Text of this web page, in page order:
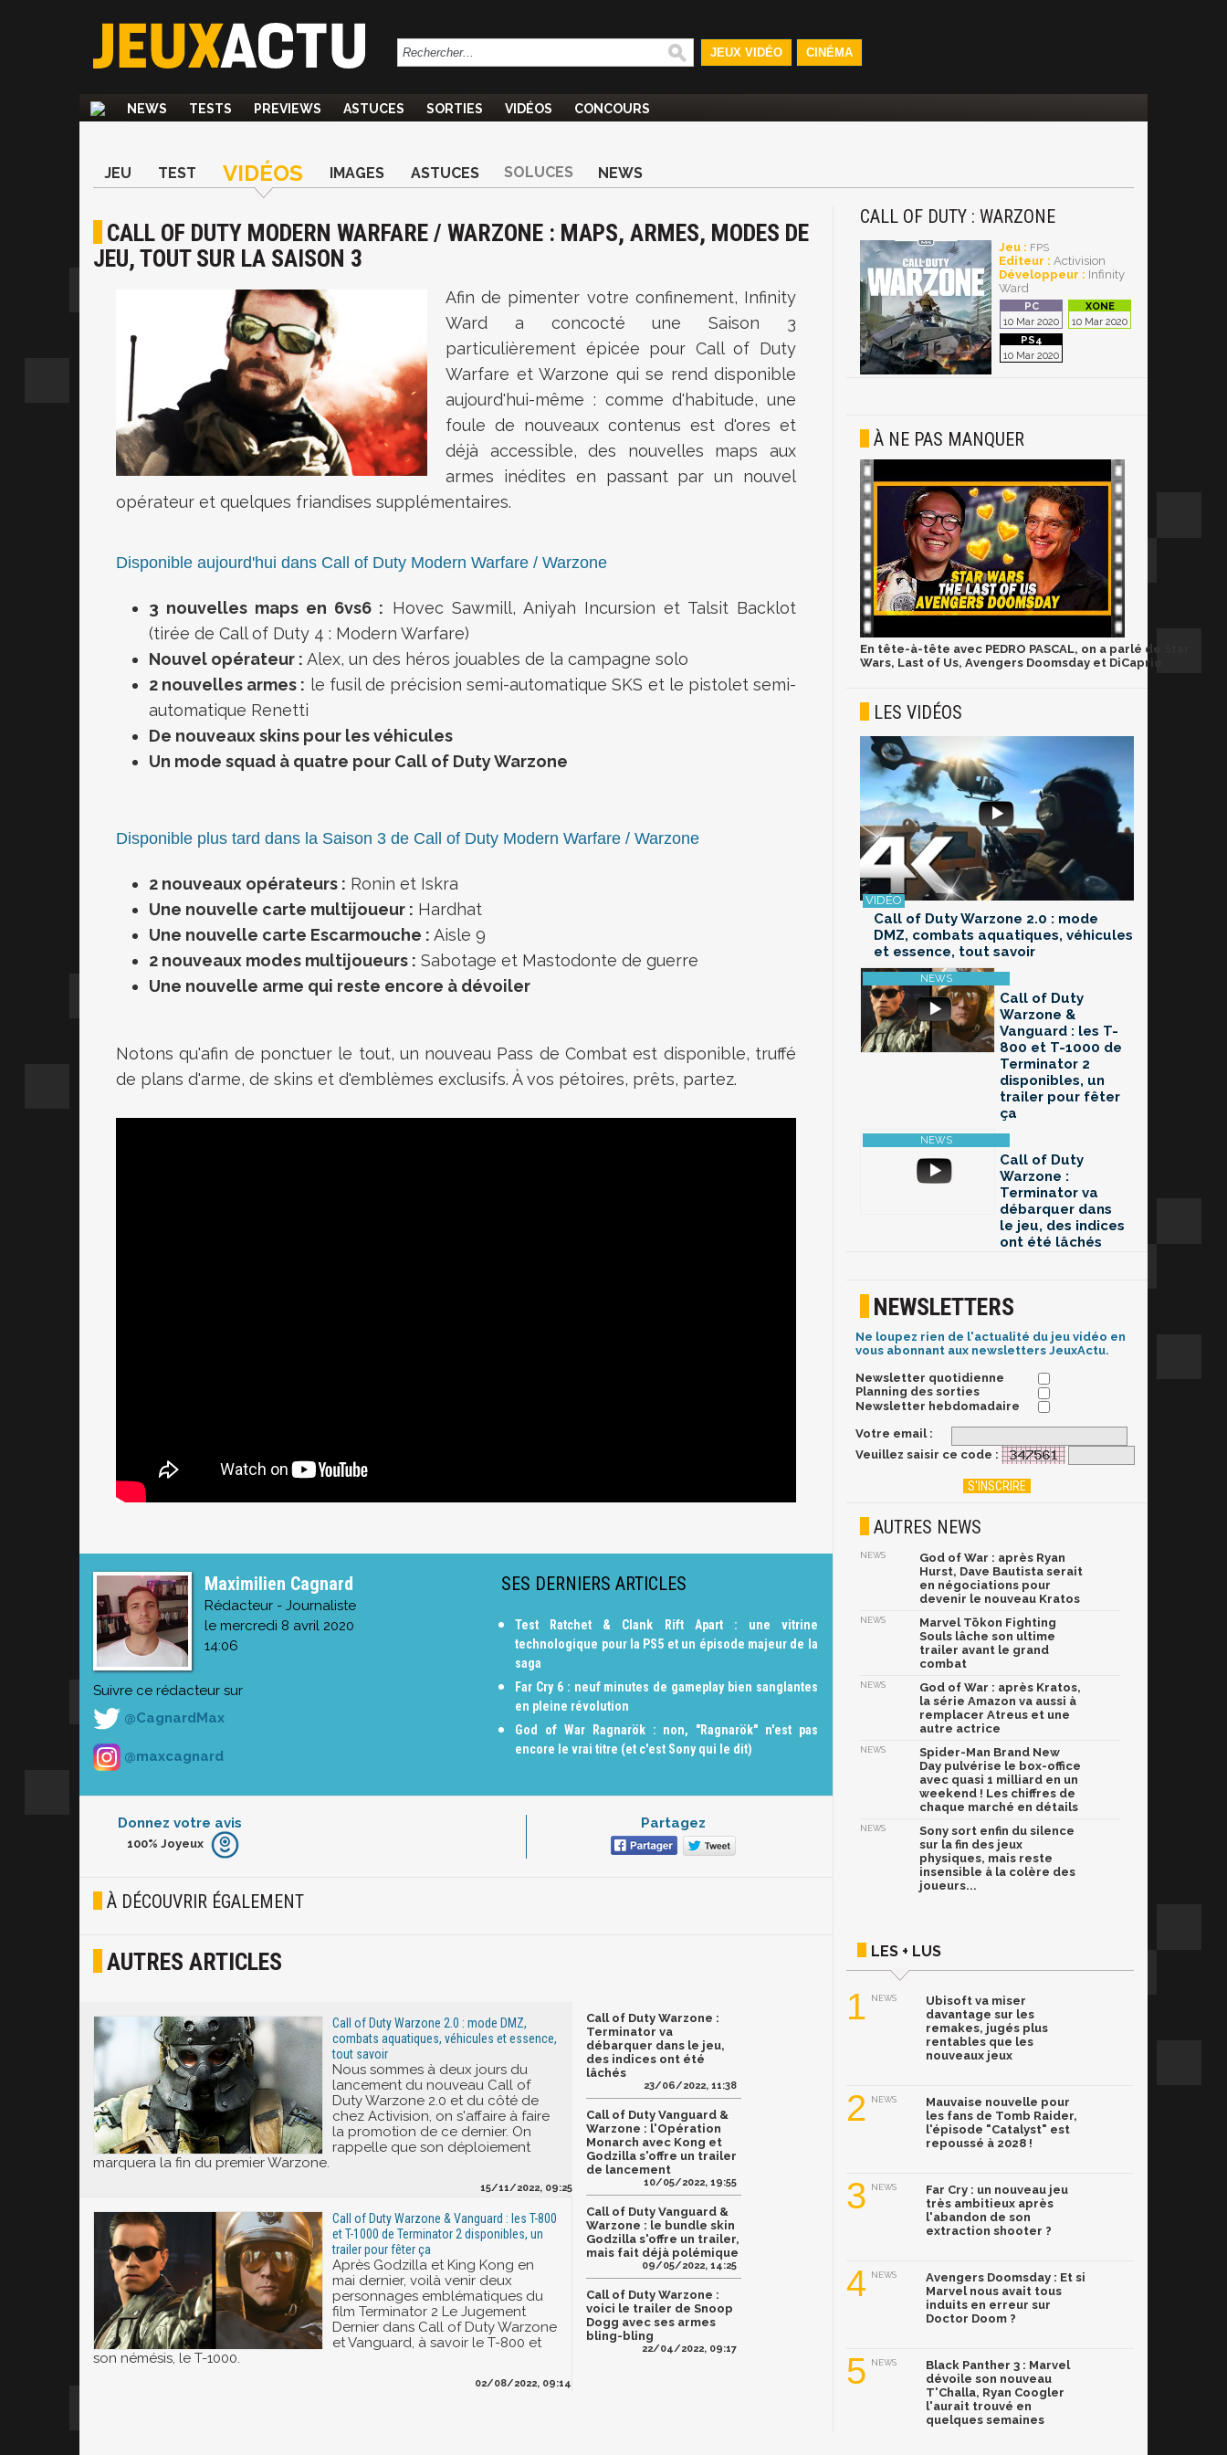
JEUX VIDÉO CINÉMA
NEWS TESTS PREVIEWS ASTUCES SORTIES VIDÉOS CONCOURS
JEU TEST VIDÉOS IMAGES ASTUCES SOLUCES NEWS
CALL OF DUTY MODERN WARFARE / WARZONE : MAPS, ARMES, MODES DE
JEU, TOUT SUR LA SAISON 3
Afin de pimenter votre confinement, Infinity
Ward a concocté une Saison 3
particulièrement épicée pour Call of Duty
Warfare et Warzone qui se rend disponible
aujourd'hui-même : comme d'habitude, une
foule de nouveaux contenus est d'ores et
déjà accessible, des nouvelles maps aux
armes inédites en passant par un nouvel
opérateur et quelques friandises supplémentaires.
Disponible aujourd'hui dans Call of Duty Modern Warfare / Warzone
3 nouvelles maps en 6vs6 : Hovec Sawmill, Aniyah Incursion et Talsit Backlot
(tirée de Call of Duty 4 : Modern Warfare)
Nouvel opérateur : Alex, un des héros jouables de la campagne solo
2 nouvelles armes : le fusil de précision semi-automatique SKS et le pistolet semi-
automatique Renetti
De nouveaux skins pour les véhicules
Un mode squad à quatre pour Call of Duty Warzone
Disponible plus tard dans la Saison 3 de Call of Duty Modern Warfare / Warzone
2 nouveaux opérateurs : Ronin et Iskra
Une nouvelle carte multijoueur : Hardhat
Une nouvelle carte Escarmouche : Aisle 9
2 nouveaux modes multijoueurs : Sabotage et Mastodonte de guerre
Une nouvelle arme qui reste encore à dévoiler
Notons qu'afin de ponctuer le tout, un nouveau Pass de Combat est disponible, truffé
de plans d'arme, de skins et d'emblèmes exclusifs. À vos pétoires, prêts, partez.
Maximilien Cagnard
Rédacteur - Journaliste
le mercredi 8 avril 2020
14:06
Suivre ce rédacteur sur
@CagnardMax
@maxcagnard
SES DERNIERS ARTICLES
Test Ratchet & Clank Rift Apart : une vitrine
technologique pour la PS5 et un épisode majeur de la
saga
Far Cry 6 : neuf minutes de gameplay bien sanglantes
en pleine révolution
God of War Ragnarök : non, "Ragnarök" n'est pas
encore le vrai titre (et c'est Sony qui le dit)
Donnez votre avis
Furieux
Joyeux
100% Joyeux
Partagez
À DÉCOUVRIR ÉGALEMENT
AUTRES ARTICLES
Call of Duty Warzone 2.0 : mode DMZ,
combats aquatiques, véhicules et essence,
tout savoir
Nous sommes à deux jours du
lancement du nouveau Call of
Duty Warzone 2.0 et du côté de
chez Activision, on s'affaire à faire
la promotion de ce dernier. On
rappelle que son déploiement
marquera la fin du premier Warzone.
15/11/2022, 09:25
Call of Duty Warzone & Vanguard : les T-800
et T-1000 de Terminator 2 disponibles, un
trailer pour fêter ça
Après Godzilla et King Kong en
mai dernier, voilà venir deux
personnages emblématiques du
film Terminator 2 Le Jugement
Dernier dans Call of Duty Warzone
et Vanguard, à savoir le T-800 et
son némésis, le T-1000.
02/08/2022, 09:14
Call of Duty Warzone :
Terminator va
débarquer dans le jeu,
des indices ont été
lâchés
23/06/2022, 11:38
Call of Duty Vanguard &
Warzone : l'Opération
Monarch avec Kong et
Godzilla s'offre un trailer
de lancement
10/05/2022, 19:55
Call of Duty Vanguard &
Warzone : le bundle skin
Godzilla s'offre un trailer,
mais fait déjà polémique
09/05/2022, 14:25
Call of Duty Warzone :
voici le trailer de Snoop
Dogg avec ses armes
bling-bling
22/04/2022, 09:17
CALL OF DUTY : WARZONE
Jeu : FPS
Editeur : Activision
Développeur : Infinity
Ward
10 Mar 2020 10 Mar 2020
10 Mar 2020
À NE PAS MANQUER
En tête-à-tête avec PEDRO PASCAL, on a parlé de Star
Wars, Last of Us, Avengers Doomsday et DiCaprio
LES VIDÉOS
Call of Duty Warzone 2.0 : mode
DMZ, combats aquatiques, véhicules
et essence, tout savoir
Call of Duty
Warzone &
Vanguard : les T-
800 et T-1000 de
Terminator 2
disponibles, un
trailer pour fêter
ça
Call of Duty
Warzone :
Terminator va
débarquer dans
le jeu, des indices
ont été lâchés
NEWSLETTERS
Ne loupez rien de l'actualité du jeu vidéo en
vous abonnant aux newsletters JeuxActu.
Newsletter quotidienne
Planning des sorties
Newsletter hebdomadaire
Votre email :
Veuillez saisir ce code :
AUTRES NEWS
NEWS
God of War : après Ryan
Hurst, Dave Bautista serait
en négociations pour
devenir le nouveau Kratos
NEWS
Marvel Tōkon Fighting
Souls lâche son ultime
trailer avant le grand
combat
NEWS
God of War : après Kratos,
la série Amazon va aussi à
remplacer Atreus et une
autre actrice
NEWS
Spider-Man Brand New
Day pulvérise le box-office
avec quasi 1 milliard en un
weekend ! Les chiffres de
chaque marché en détails
NEWS
Sony sort enfin du silence
sur la fin des jeux
physiques, mais reste
insensible à la colère des
joueurs...
LES + LUS
1 NEWS
Ubisoft va miser
davantage sur les
remakes, jugés plus
rentables que les
nouveaux jeux
2 NEWS
Mauvaise nouvelle pour
les fans de Tomb Raider,
l'épisode "Catalyst" est
repoussé à 2028 !
3 NEWS
Far Cry : un nouveau jeu
très ambitieux après
l'abandon de son
extraction shooter ?
4 NEWS
Avengers Doomsday : Et si
Marvel nous avait tous
induits en erreur sur
Doctor Doom ?
5 NEWS
Black Panther 3 : Marvel
dévoile son nouveau
T'Challa, Ryan Coogler
l'aurait trouvé en
quelques semaines